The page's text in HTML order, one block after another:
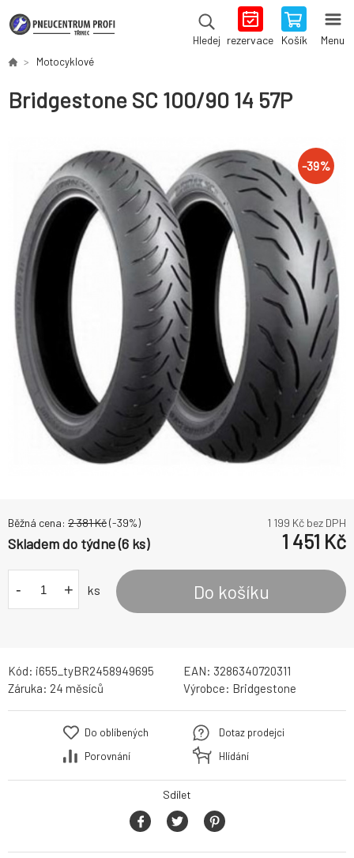
Hledej rezervace Košík Menu
Motocyklové
Bridgestone SC 100/90 14 57P
-39%
Běžná cena: 2 381Kč(-39%) 1 199 Kč bez DPH
Skladem do týdne (6 ks) 1 451 Kč
- + ks Do košíku
Kód: i655_tyBR2458949695 EAN: 3286340720311
Záruka: 24 měsíců Výrobce: Bridgestone
Do oblíbených
Porovnání
Dotaz prodejci
Hlídání
Sdílet